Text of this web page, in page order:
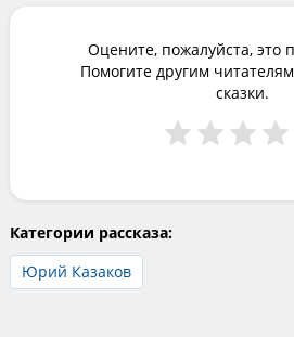
Оцените, пожалуйста, это
Помогите другим
сказки.
Категории рассказа:
Юрий Казаков